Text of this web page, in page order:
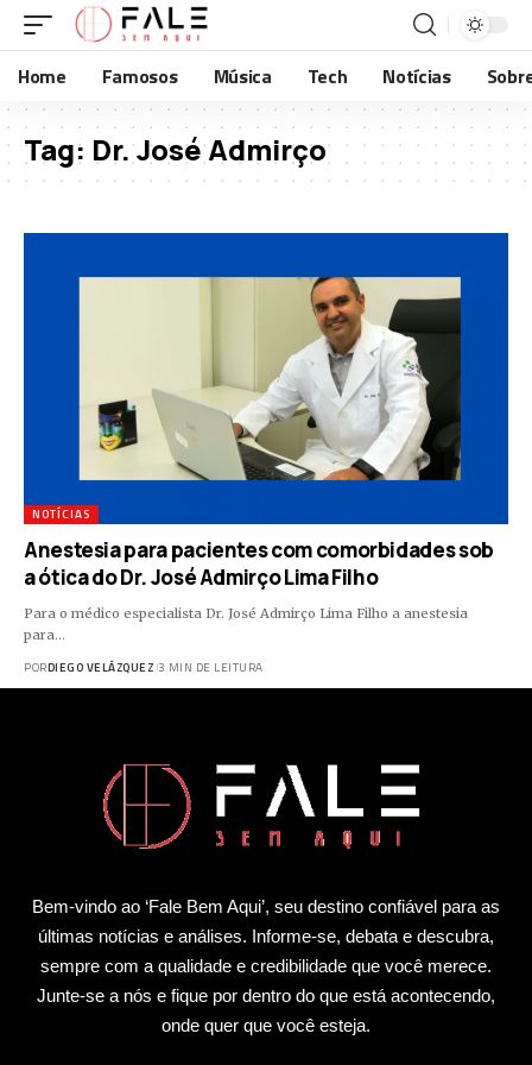
Home Famosos Música Tech Notícias
Tag: Dr. José Admirço
NOTÍCIAS
Anestesia para pacientes com comorbidades sob
a ótica do Dr. José Admirço Lima Filho
Para o médico especialista Dr. José Admirço Lima Filho a anestesia
para…
PORDIEGO VELÁZQUEZ 3 MIN DE LEITURA
Bem-vindo ao ‘Fale Bem Aqui’, seu destino confiável para as
últimas notícias e análises. Informe-se, debata e descubra,
sempre com a qualidade e credibilidade que você merece.
Junte-se a nós e fique por dentro do que está acontecendo,
onde quer que você esteja.